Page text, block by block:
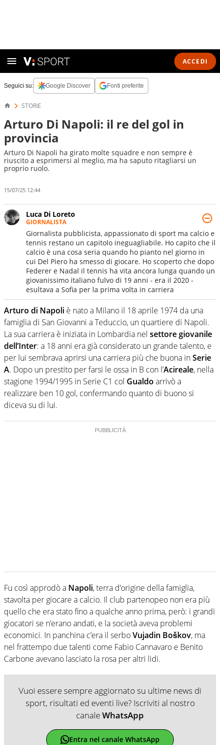
ACCEDI
Seguici su: Google Discover Fonti preferite
STORIE
Arturo Di Napoli: il re del gol in
provincia
Arturo Di Napoli ha girato molte squadre e non sempre è
riuscito a esprimersi al meglio, ma ha saputo ritagliarsi un
proprio ruolo.
15/07/25 12:44
Luca Di Loreto
GIORNALISTA
Giornalista pubblicista, appassionato di sport ma calcio e
tennis restano un capitolo ineguagliabile. Ho capito che il
calcio è una cosa seria quando ho pianto nel giorno in
cui Del Piero ha smesso di giocare. Ho scoperto che dopo
Federer e Nadal il tennis ha vita ancora lunga quando un
giovanissimo italiano fulvo di 19 anni - era il 2020 -
esultava a Sofia per la prima volta in carriera
Arturo di Napoli è nato a Milano il 18 aprile 1974 da una
famiglia di San Giovanni a Teduccio, un quartiere di Napoli.
La sua carriera è iniziata in Lombardia nel settore giovanile
dell’Inter: a 18 anni era già considerato un grande talento, e
per lui sembrava aprirsi una carriera più che buona inSerie
A. Dopo un prestito per farsi le ossa in B con l’Acireale, nella
stagione 1994/1995 in Serie C1 col Gualdo arrivò a
realizzare ben 10 gol, confermando quanto di buono si
diceva su di lui.
Fu così approdò a Napoli, terra d’origine della famiglia,
stavolta per giocare a calcio. Il club partenopeo non era più
quello che era stato fino a qualche anno prima, però: i grandi
giocatori se n’erano andati, e la società aveva problemi
economici. In panchina c’era il serboVujadin Boškov, ma
nel frattempo due talenti come Fabio Cannavaro e Benito
Carbone avevano lasciato la rosa per altri lidi.
Vuoi essere sempre aggiornato su ultime news di
sport, risultati ed eventi live? Iscriviti al nostro
canaleWhatsApp
Entra nel canale WhatsApp